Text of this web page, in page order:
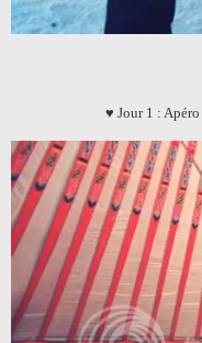
♥ Jour 1 : Apéro